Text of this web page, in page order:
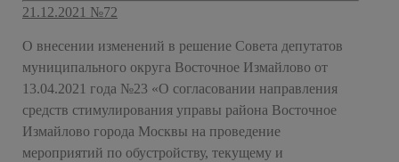
21.12.2021 №72
О внесении изменений в решение Совета депутатов
муниципального округа Восточное Измайлово от
13.04.2021 года №23 «О согласовании направления
средств стимулирования управы района Восточное
Измайлово города Москвы на проведение
мероприятий по обустройству, текущему и